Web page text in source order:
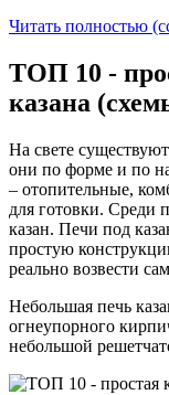
Читать полностью
ТОП 10 -
казана
На свете
они по форме и по
– отопительные,
для готовки. Среди
казан. Печи под
простую
реально возвести
Небольшая печь
огнеупорного
небольшой